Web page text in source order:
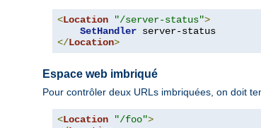
<Location "/server-status">
SetHandler
</Location>
Espace web imbriqué
Pour contrôler deux URLs imbriquées, on doit
<Location "/foo">